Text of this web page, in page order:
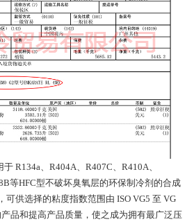
R134a、R404A、R407C、R410A、
等HFC型不破坏臭氧层的环保制冷剂的合成
可供选择的粘度指数范围由 ISO VG5 至 VG
品和提高产品质量，使之成为拥有最广泛压